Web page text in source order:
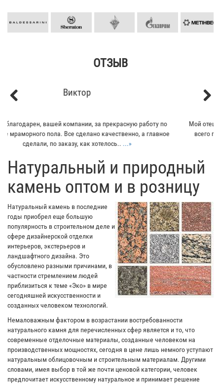
ОТЗЫВ
Мой отец заказывал плитку из гранита для своего дома. Больше
всего понравилось - индивидуальный подход к клиенту. Отец
остался очень доволен...
​Натуральный и природный
камень оптом и в розницу
Натуральный камень в последние
годы приобрел еще большую
популярность в строительном деле и
сфере дизайнерской отделки
интерьеров, экстерьеров и
ландшафтного дизайна. Это
обусловлено разными причинами, в
частности стремлением людей
приблизиться к теме «Эко» в мире
сегодняшней искусственности и
созданных человеком технологий.
Немаловажным фактором в возрастании востребованности
натурального камня для перечисленных сфер является и то, что
современные отделочные материалы, созданные человеком на
производственных мощностях, сегодня в цене лишь немного уступают
натуральным облицовочным и строительным материалам. Другими
словами, имея выбор в той же почти ценовой категории, человек
предпочитает искусственному натуральное и принимает решение